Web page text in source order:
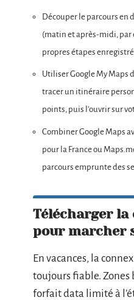
Découper le parcours
(matin et après-midi, par
propres étapes
Utiliser Google My Maps
tracer un itinéraire
points, puis l’ouvrir sur
Combiner Google Maps
pour la France ou
parcours emprunte des
Télécharger
pour marcher
En vacances, la
toujours fiable. Zones
forfait data limité à